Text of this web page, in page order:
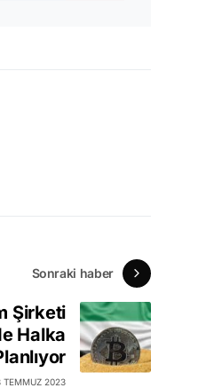
Sonraki haber
Şirketi
Halka
TEMMUZ 2023